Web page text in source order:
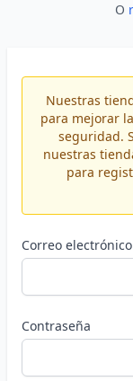
O
Nuestras
para mejorar
seguridad.
nuestras
para
Correo electrónico
Contraseña